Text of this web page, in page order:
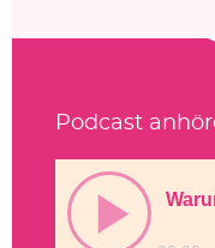
Podcast